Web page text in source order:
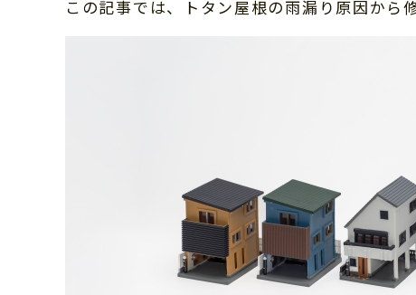
この記事では、トタン屋根の雨漏り原因から